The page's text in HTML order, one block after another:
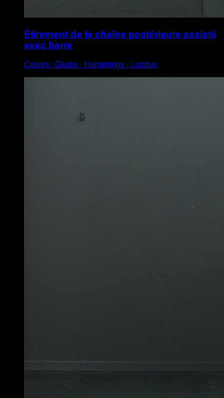
Étirement de la chaîne postérieure assisté
avec barre
Calves ∙ Glutes ∙ Hamstrings ∙ Lumbar